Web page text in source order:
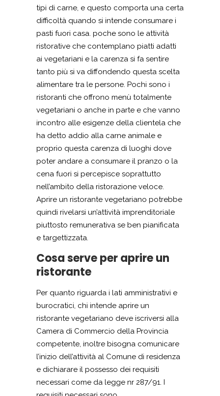
tipi di carne, e questo comporta una certa
difficoltà quando si intende consumare i
pasti fuori casa. poche sono le attività
ristorative che contemplano piatti adatti
ai vegetariani e la carenza si fa sentire
tanto più si va diffondendo questa scelta
alimentare tra le persone. Pochi sono i
ristoranti che offrono menù totalmente
vegetariani o anche in parte e che vanno
incontro alle esigenze della clientela che
ha detto addio alla carne animale e
proprio questa carenza di luoghi dove
poter andare a consumare il pranzo o la
cena fuori si percepisce soprattutto
nell’ambito della ristorazione veloce.
Aprire un ristorante vegetariano potrebbe
quindi rivelarsi un’attività imprenditoriale
piuttosto remunerativa se ben pianificata
e targettizzata.
Cosa serve per aprire un
ristorante
Per quanto riguarda i lati amministrativi e
burocratici, chi intende aprire un
ristorante vegetariano deve iscriversi alla
Camera di Commercio della Provincia
competente, inoltre bisogna comunicare
l’inizio dell’attività al Comune di residenza
e dichiarare il possesso dei requisiti
necessari come da legge nr 287/91. I